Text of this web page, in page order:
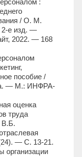
:
/ О. М.
е изд. —
2022. — 168
пособие /
— М.: ИНФРА-
оценка
труда
В.Б.
— С. 13-21.
организации